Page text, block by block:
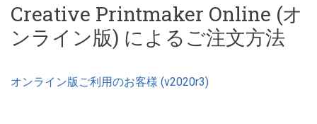
Creative Printmaker Online (オ
ンライン版) によるご注文方法
オンライン版ご利用のお客様 (v2020r3)